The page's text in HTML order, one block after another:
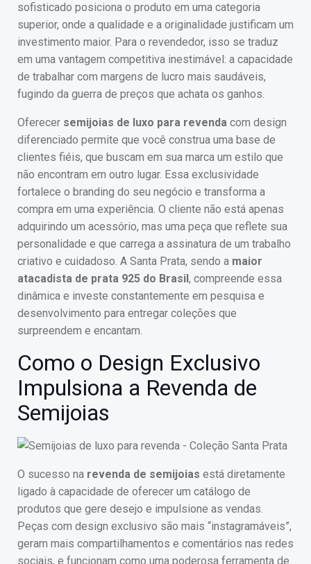
sofisticado posiciona o produto em uma categoria
superior, onde a qualidade e a originalidade justificam um
investimento maior. Para o revendedor, isso se traduz
em uma vantagem competitiva inestimável: a capacidade
de trabalhar com margens de lucro mais saudáveis,
fugindo da guerra de preços que achata os ganhos.
Oferecer semijoias de luxo para revenda com design
diferenciado permite que você construa uma base de
clientes fiéis, que buscam em sua marca um estilo que
não encontram em outro lugar. Essa exclusividade
fortalece o branding do seu negócio e transforma a
compra em uma experiência. O cliente não está apenas
adquirindo um acessório, mas uma peça que reflete sua
personalidade e que carrega a assinatura de um trabalho
criativo e cuidadoso. A Santa Prata, sendo a maior
atacadista de prata 925 do Brasil, compreende essa
dinâmica e investe constantemente em pesquisa e
desenvolvimento para entregar coleções que
surpreendem e encantam.
Como o Design Exclusivo
Impulsiona a Revenda de
Semijoias
O sucesso na revenda de semijoias está diretamente
ligado à capacidade de oferecer um catálogo de
produtos que gere desejo e impulsione as vendas.
Peças com design exclusivo são mais “instagramáveis”,
geram mais compartilhamentos e comentários nas redes
sociais, e funcionam como uma poderosa ferramenta de